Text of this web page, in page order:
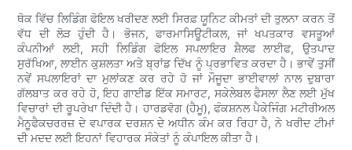
ਥੋਕ ਵਿੱਚ ਲਿਡਿੰਗ ਫੋਇਲ ਖਰੀਦਣ ਲਈ ਸਿਰਫ਼ ਯੂਨਿਟ ਕੀਮਤਾਂ ਦੀ ਤੁਲਨਾ ਕਰਨ ਤੋਂ
ਵੱਧ ਦੀ ਲੋੜ ਹੁੰਦੀ ਹੈ। ਭੋਜਨ, ਫਾਰਮਾਸਿਊਟੀਕਲ, ਜਾਂ ਖਪਤਕਾਰ ਵਸਤੂਆਂ
ਕੰਪਨੀਆਂ ਲਈ, ਸਹੀ ਲਿਡਿੰਗ ਫੋਇਲ ਸਪਲਾਇਰ ਸ਼ੈਲਫ ਲਾਈਫ, ਉਤਪਾਦ
ਸੁਰੱਖਿਆ, ਲਾਈਨ ਕੁਸ਼ਲਤਾ ਅਤੇ ਬ੍ਰਾਂਡ ਦਿੱਖ ਨੂੰ ਪ੍ਰਭਾਵਿਤ ਕਰਦਾ ਹੈ। ਭਾਵੇਂ ਤੁਸੀਂ
ਨਵੇਂ ਸਪਲਾਇਰਾਂ ਦਾ ਮੁਲਾਂਕਣ ਕਰ ਰਹੇ ਹੋ ਜਾਂ ਮੌਜੂਦਾ ਭਾਈਵਾਲਾਂ ਨਾਲ ਦੁਬਾਰਾ
ਗੱਲਬਾਤ ਕਰ ਰਹੇ ਹੋ, ਇਹ ਗਾਈਡ ਇੱਕ ਸਮਾਰਟ, ਸਕੇਲੇਬਲ ਫੈਸਲਾ ਲੈਣ ਲਈ ਮੁੱਖ
ਵਿਚਾਰਾਂ ਦੀ ਰੂਪਰੇਖਾ ਦਿੰਦੀ ਹੈ। ਹਾਰਡਵੋਗ (ਹੈਮੂ), ਫੰਕਸ਼ਨਲ ਪੈਕੇਜਿੰਗ ਮਟੀਰੀਅਲ
ਮੈਨੂਫੈਕਚਰਰਜ਼ ਦੇ ਵਪਾਰਕ ਦਰਸ਼ਨ ਦੇ ਅਧੀਨ ਕੰਮ ਕਰ ਰਿਹਾ ਹੈ, ਨੇ ਖਰੀਦ ਟੀਮਾਂ
ਦੀ ਮਦਦ ਲਈ ਇਹਨਾਂ ਵਿਹਾਰਕ ਸੰਕੇਤਾਂ ਨੂੰ ਕੰਪਾਇਲ ਕੀਤਾ ਹੈ।